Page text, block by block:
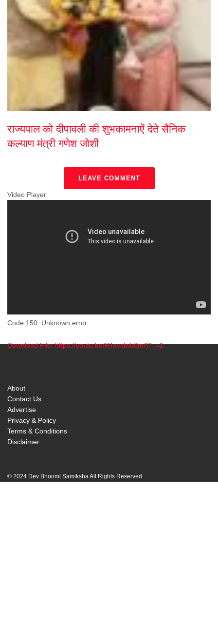
राज्यपाल को दीपावली की शुभकामनाऐं देते सैनिक
कल्याण मंत्री गणेश जोशी
LEAVE COMMENT
Video Player
Code 150: Unknown error.
Download File: https://youtu.be/RTavslw56mA?_=1
About
Contact Us
Advertise
Privacy & Policy
Terms & Conditions
Disclaimer
© 2024 Dev Bhoomi Samiksha All Rights Reserved